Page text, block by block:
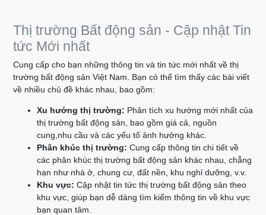
Thị trường Bất động sản - Cập nhật Tin
tức Mới nhất
Cung cấp cho bạn những thông tin và tin tức mới nhất về thị
trường bất động sản Việt Nam. Bạn có thể tìm thấy các bài viết
về nhiều chủ đề khác nhau, bao gồm:
Xu hướng thị trường: Phân tích xu hướng mới nhất của
thị trường bất động sản, bao gồm giá cả, nguồn
cung,nhu cầu và các yếu tố ảnh hưởng khác.
Phân khúc thị trường: Cung cấp thông tin chi tiết về
các phân khúc thị trường bất động sản khác nhau, chẳng
hạn như nhà ở, chung cư, đất nền, khu nghỉ dưỡng, v.v.
Khu vực: Cập nhật tin tức thị trường bất động sản theo
khu vực, giúp bạn dễ dàng tìm kiếm thông tin về khu vực
bạn quan tâm.